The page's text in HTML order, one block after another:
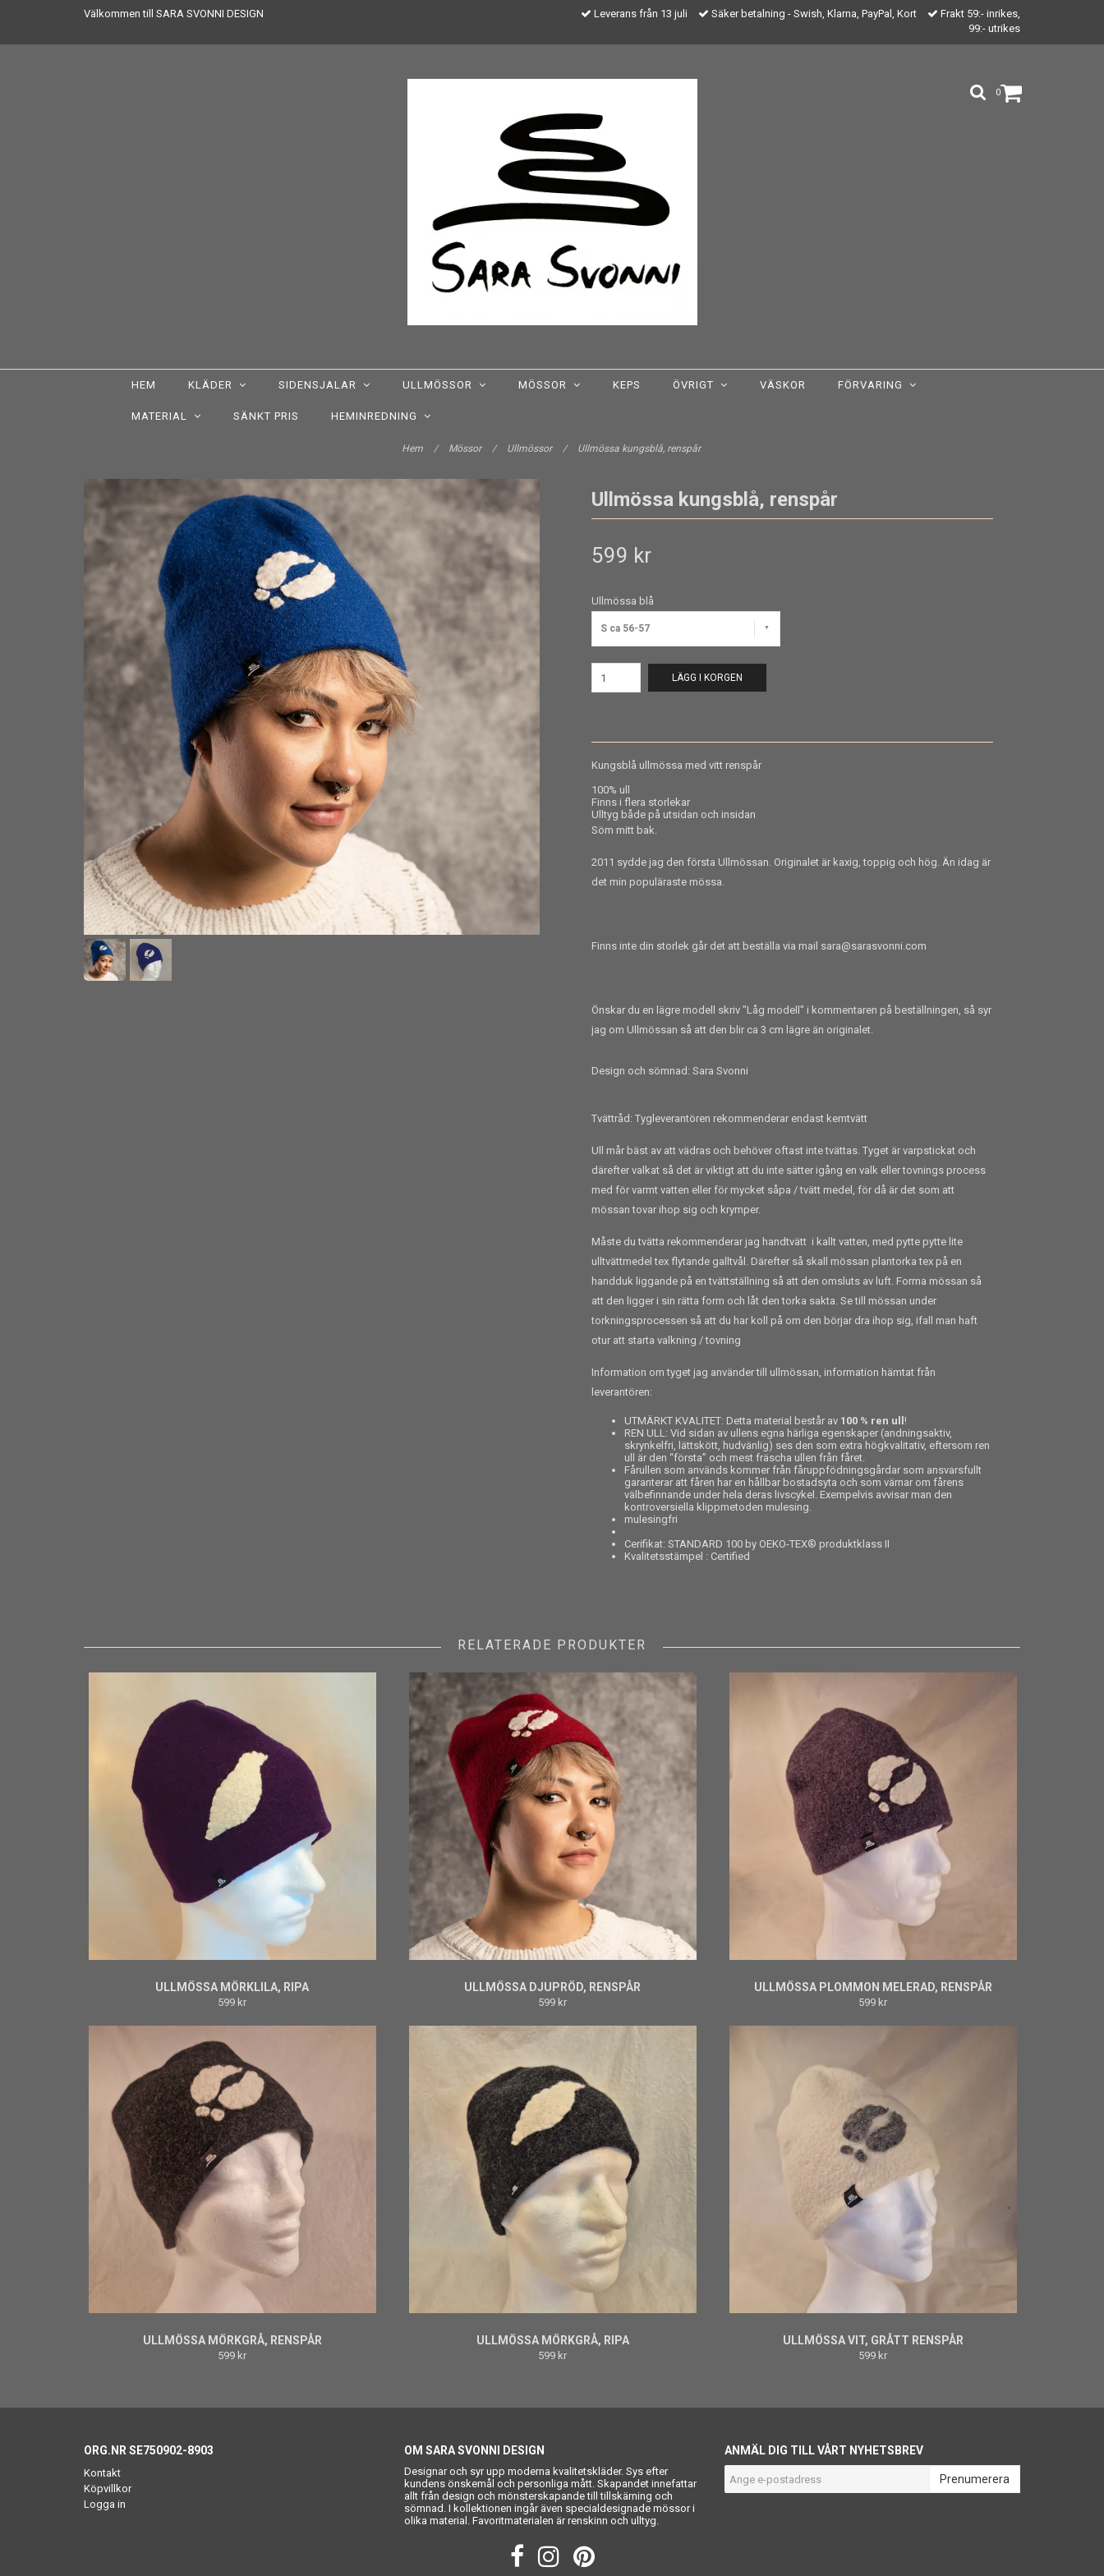
Välkommen till SARA SVONNI DESIGN Leverans från 13 juli Säker betalning - Swish, Klarna, PayPal, Kort
Frakt 59:- inrikes,
99:- utrikes
0
HEM KLÄDER SIDENSJALAR ULLMÖSSOR MÖSSOR KEPS ÖVRIGT VÄSKOR FÖRVARING
MATERIAL SÄNKT PRIS HEMINREDNING
Hem / Mössor / Ullmössor / Ullmössa kungsblå, renspår
Ullmössa kungsblå, renspår
599 kr
Ullmössa blå
S ca 56-57
LÄGG I KORGEN
Kungsblå ullmössa med vitt renspår
100% ull
Finns i flera storlekar
Ulltyg både på utsidan och insidan
Söm mitt bak.
2011 sydde jag den första Ullmössan. Originalet är kaxig, toppig och hög. Än idag är
det min populäraste mössa.
Finns inte din storlek går det att beställa via mail sara@sarasvonni.com
Önskar du en lägre modell skriv "Låg modell" i kommentaren på beställningen, så syr
jag om Ullmössan så att den blir ca 3 cm lägre än originalet.
Design och sömnad: Sara Svonni
Tvättråd: Tygleverantören rekommenderar endast kemtvätt
Ull mår bäst av att vädras och behöver oftast inte tvättas. Tyget är varpstickat och
därefter valkat så det är viktigt att du inte sätter igång en valk eller tovnings process
med för varmt vatten eller för mycket såpa / tvätt medel, för då är det som att
mössan tovar ihop sig och krymper.
Måste du tvätta rekommenderar jag handtvätt i kallt vatten, med pytte pytte lite
ulltvättmedel tex flytande galltvål. Därefter så skall mössan plantorka tex på en
handduk liggande på en tvättställning så att den omsluts av luft. Forma mössan så
att den ligger i sin rätta form och låt den torka sakta. Se till mössan under
torkningsprocessen så att du har koll på om den börjar dra ihop sig, ifall man haft
otur att starta valkning / tovning
Information om tyget jag använder till ullmössan, information hämtat från
leverantören:
UTMÄRKT KVALITET: Detta material består av 100 % ren ull !
REN ULL: Vid sidan av ullens egna härliga egenskaper (andningsaktiv,
skrynkelfri, lättskött, hudvänlig) ses den som extra högkvalitativ, eftersom ren
ull är den “första” och mest fräscha ullen från fåret.
Fårullen som används kommer från fåruppfödningsgårdar som ansvarsfullt
garanterar att fåren har en hållbar bostadsyta och som värnar om fårens
välbefinnande under hela deras livscykel. Exempelvis avvisar man den
kontroversiella klippmetoden mulesing.
mulesingfri
Cerifikat: STANDARD 100 by OEKO-TEX® produktklass II
Kvalitetsstämpel : Certified
RELATERADE PRODUKTER
ULLMÖSSA MÖRKLILA, RIPA
599 kr
ULLMÖSSA DJUPRÖD, RENSPÅR
599 kr
ULLMÖSSA PLOMMON MELERAD, RENSPÅR
599 kr
ULLMÖSSA MÖRKGRÅ, RENSPÅR
599 kr
ULLMÖSSA MÖRKGRÅ, RIPA
599 kr
ULLMÖSSA VIT, GRÅTT RENSPÅR
599 kr
ORG.NR SE750902-8903
Kontakt
Köpvillkor
Logga in
OM SARA SVONNI DESIGN
Designar och syr upp moderna kvalitetskläder. Sys efter
kundens önskemål och personliga mått. Skapandet innefattar
allt från design och mönsterskapande till tillskärning och
sömnad. I kollektionen ingår även specialdesignade mössor i
olika material. Favoritmaterialen är renskinn och ulltyg.
ANMÄL DIG TILL VÅRT NYHETSBREV
Prenumerera